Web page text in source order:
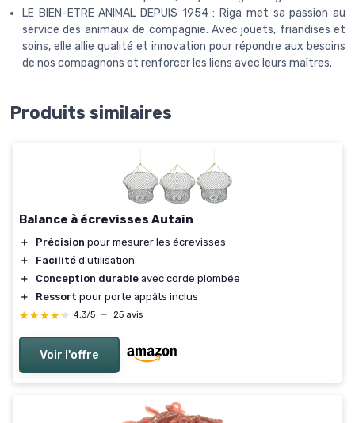
LE BIEN-ETRE ANIMAL DEPUIS 1954 : Riga met sa passion au
service des animaux de compagnie. Avec jouets, friandises et
soins, elle allie qualité et innovation pour répondre aux besoins
de nos compagnons et renforcer les liens avec leurs maîtres.
Produits similaires
Balance à écrevisses Autain
＋ Précision pour mesurer les écrevisses
＋
Facilité d'utilisation
＋
Conception durable avec corde plombée
＋
Ressort pour porte appâts inclus
★★★★★
★★★★★ 4,3/5 — 25 avis
Voir l'offre